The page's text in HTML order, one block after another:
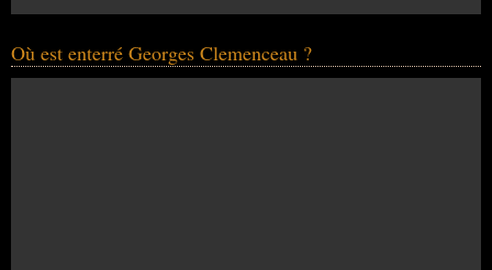
Où est enterré Georges Clemenceau ?